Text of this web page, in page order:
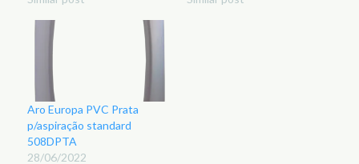
Aro Europa PVC Prata
p/aspiração standard
508DPTA
28/06/2022